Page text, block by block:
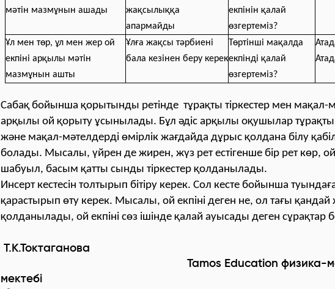
мәтін мазмұнын ашады
жақсылыққа
апармайды
екпінін қалай
өзгертеміз?
Ұл мен төр, ұл мен жер ой
екпіні арқылы мәтін
мазмұнын ашты
Ұлға жақсы тәрбиені
бала кезінен беру керек
Төртінші мақалда
екпінді қалай
өзгертеміз?
Сабақ бойынша қорытынды ретінде тұрақты тіркестер мен мақал-
арқылы ой қорыту ұсынылады. Бұл әдіс арқылы оқушылар тұрақты
және мақал-мәтелдерді өмірлік жағдайда дұрыс қолдана білу
болады. Мысалы, үйрен де жирен, жүз рет естігенше бір рет көр,
шабуыл, басым қатты сынды тіркестер қолданылады.
Инсерт кестесін толтырып бітіру керек. Сол кесте бойынша
қарастырып өту керек. Мысалы, ой екпіні деген не, ол тағы қандай
қолданылады, ой екпіні сөз ішінде қалай ауысады деген сұрақтар
Т.К.Токтаганова
Tamos Education физика-
мектебi